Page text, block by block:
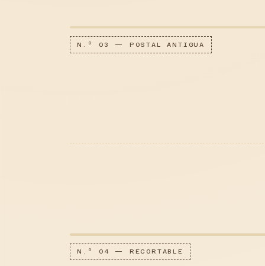
N.º 03 — POSTAL ANTIGUA
N.º 04 — RECORTABLE